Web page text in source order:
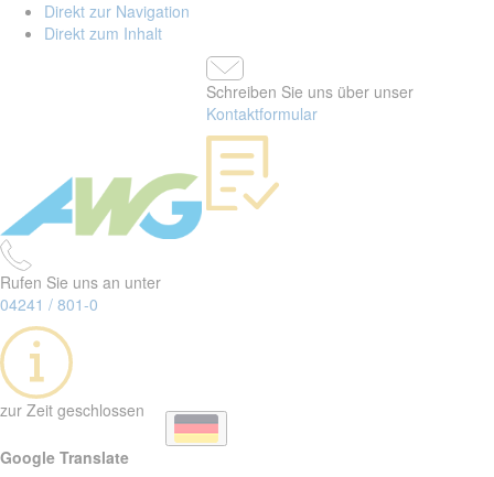
Direkt zur Navigation
Direkt zum Inhalt
Schreiben Sie uns über unser
Kontaktformular
Rufen Sie uns an unter
04241 / 801-0
zur Zeit geschlossen
Google Translate